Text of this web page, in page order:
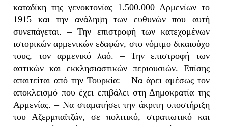
καταδίκη της γενοκτονίας 1.500.000 Αρμενίων το
1915 και την ανάληψη των ευθυνών που αυτή
συνεπάγεται. – Την επιστροφή των κατεχομένων
ιστορικών αρμενικών εδαφών, στο νόμιμο δικαιούχο
τους, τον αρμενικό λαό. – Την επιστροφή των
αστικών και εκκλησιαστικών περιουσιών. Επίσης
απαιτείται από την Τουρκία: – Να άρει αμέσως τον
αποκλεισμό που έχει επιβάλει στη Δημοκρατία της
Αρμενίας. – Να σταματήσει την άκριτη υποστήριξη
του Αζερμπαϊτζάν, σε πολιτικό, στρατιωτικό και